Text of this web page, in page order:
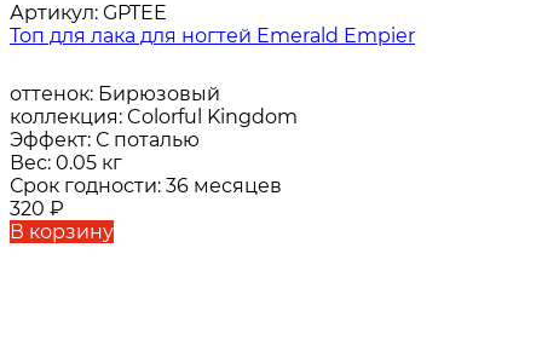
Артикул: GPTEE
Топ для лака для ногтей Emerald Empier
оттенок: Бирюзовый
коллекция: Colorful Kingdom
Эффект: С поталью
Вес: 0.05 кг
Срок годности: 36 месяцев
320 ₽
В корзину